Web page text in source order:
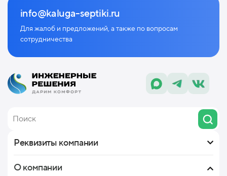
info@kaluga-septiki.ru
Для жалоб и предложений, а также по вопросам
сотрудничества
Реквизиты компании
О компании